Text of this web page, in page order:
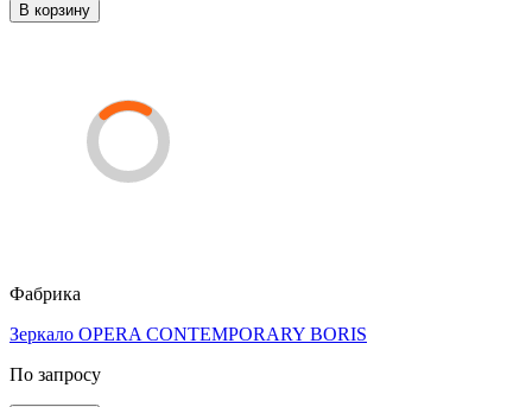
В корзину
Фабрика
Зеркало OPERA CONTEMPORARY BORIS
По запросу